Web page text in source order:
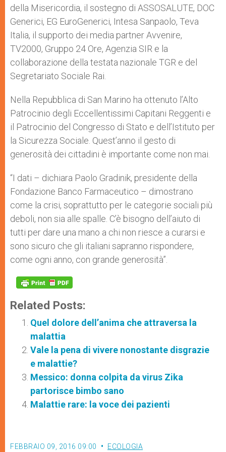
della Misericordia, il sostegno di ASSOSALUTE, DOC
Generici, EG EuroGenerici, Intesa Sanpaolo, Teva
Italia, il supporto dei media partner Avvenire,
TV2000, Gruppo 24 Ore, Agenzia SIR e la
collaborazione della testata nazionale TGR e del
Segretariato Sociale Rai.
Nella Repubblica di San Marino ha ottenuto l’Alto
Patrocinio degli Eccellentissimi Capitani Reggenti e
il Patrocinio del Congresso di Stato e dell’Istituto per
la Sicurezza Sociale. Quest’anno il gesto di
generosità dei cittadini è importante come non mai.
“I dati – dichiara Paolo Gradinik, presidente della
Fondazione Banco Farmaceutico – dimostrano
come la crisi, soprattutto per le categorie sociali più
deboli, non sia alle spalle. C’è bisogno dell’aiuto di
tutti per dare una mano a chi non riesce a curarsi e
sono sicuro che gli italiani sapranno rispondere,
come ogni anno, con grande generosità”.
Related Posts:
Quel dolore dell’anima che attraversa la
malattia
Vale la pena di vivere nonostante disgrazie
e malattie?
Messico: donna colpita da virus Zika
partorisce bimbo sano
Malattie rare: la voce dei pazienti
FEBBRAIO 09, 2016 09:00 ECOLOGIA